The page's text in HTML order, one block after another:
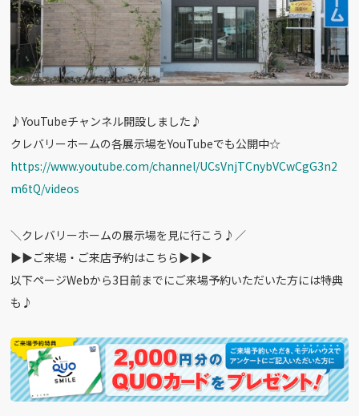
♪YouTubeチャンネル開設しました♪
クレバリーホームの各展示場をYouTubeでも公開中☆
https://www.youtube.com/channel/UCsVnjTCnybVCwCgG3n2
m6tQ/videos
＼クレバリーホームの展示場を見に行こう♪／
▶︎▶︎ご来場・ご来店予約はこちら▶︎▶︎▶︎
以下ページWebから3日前までにご来場予約いただいた方には特典
も♪